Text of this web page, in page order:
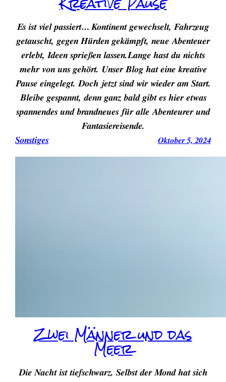
Es ist viel passiert… Kontinent gewechselt, Fahrzeug
getauscht, gegen Hürden gekämpft, neue Abenteuer
erlebt, Ideen sprießen lassen.Lange hast du nichts
mehr von uns gehört. Unser Blog hat eine kreative
Pause eingelegt. Doch jetzt sind wir wieder am Start.
Bleibe gespannt, denn ganz bald gibt es hier etwas
spannendes und brandneues für alle Abenteurer und
Fantasiereisende.
Sonstiges
Oktober 5, 2024
Zwei Männer und das
Meer
Die Nacht ist tiefschwarz. Selbst der Mond hat sich